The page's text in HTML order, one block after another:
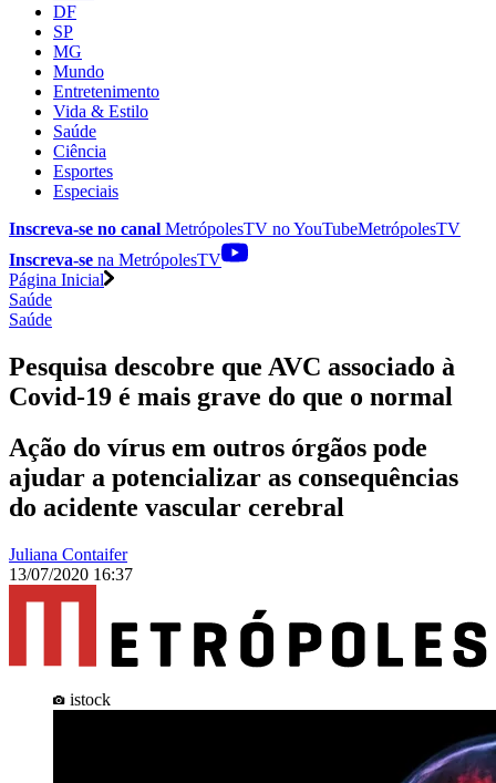
DF
SP
MG
Mundo
Entretenimento
Vida & Estilo
Saúde
Ciência
Esportes
Especiais
Inscreva-se no canal MetrópolesTV noYouTubeMetrópolesTV
Inscreva-se na MetrópolesTV
Página Inicial
Saúde
Saúde
Pesquisa descobre que AVC associado à
Covid-19 é mais grave do que o normal
Ação do vírus em outros órgãos pode
ajudar a potencializar as consequências
do acidente vascular cerebral
Juliana Contaifer
13/07/2020 16:37
istock